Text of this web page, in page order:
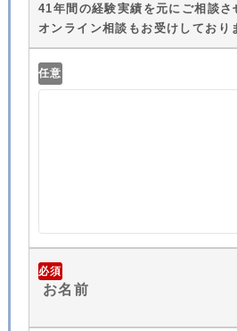
41年間の経験実績を元にご相談さ
オンライン相談もお受けしており
任意
必須
お名前